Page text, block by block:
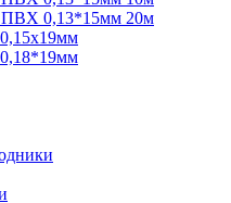
ПВХ 0,13*15мм 20м